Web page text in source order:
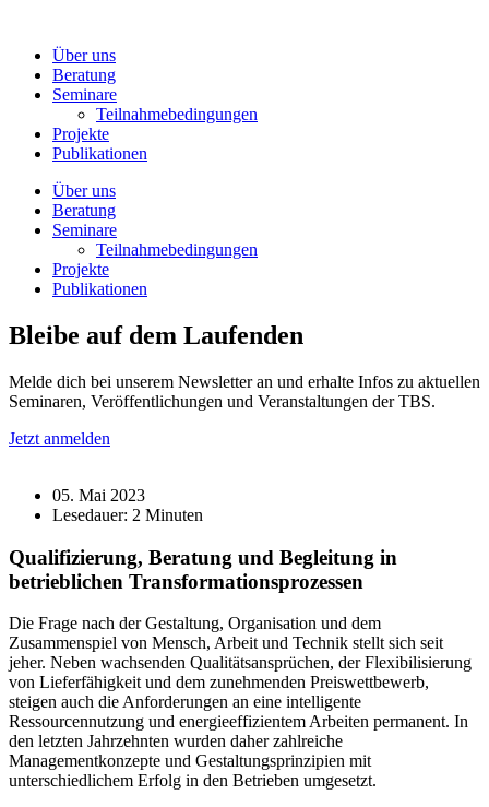
wechselnÜber uns
Beratung
Seminare
Teilnahmebedingungen
Projekte
Publikationen
Über uns
Beratung
Seminare
Teilnahmebedingungen
Projekte
Publikationen
Bleibe auf dem Laufenden
Melde dich bei unserem Newsletter an und erhalte Infos zu aktuellen
Seminaren, Veröffentlichungen und Veranstaltungen der TBS.
Jetzt anmelden
05. Mai 2023
Lesedauer: 2 Minuten
Qualifizierung, Beratung und Begleitung in
betrieblichen Transformationsprozessen
Die Frage nach der Gestaltung, Organisation und dem
Zusammenspiel von Mensch, Arbeit und Technik stellt sich seit
jeher. Neben wachsenden Qualitätsansprüchen, der Flexibilisierung
von Lieferfähigkeit und dem zunehmenden Preiswettbewerb,
steigen auch die Anforderungen an eine intelligente
Ressourcennutzung und energieeffizientem Arbeiten permanent. In
den letzten Jahrzehnten wurden daher zahlreiche
Managementkonzepte und Gestaltungsprinzipien mit
unterschiedlichem Erfolg in den Betrieben umgesetzt.